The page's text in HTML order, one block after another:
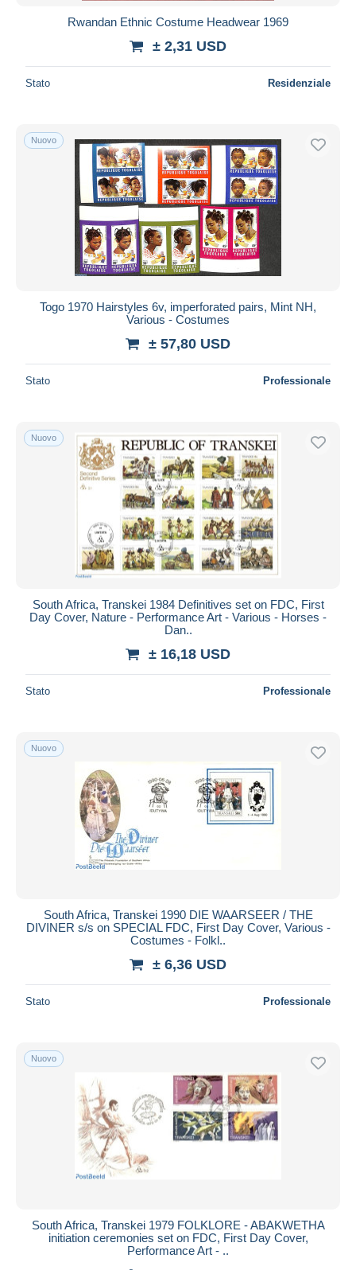
Rwandan Ethnic Costume Headwear 1969
± 2,31 USD
Stato Residenziale
Nuovo
Togo 1970 Hairstyles 6v, imperforated pairs, Mint NH,
Various - Costumes
± 57,80 USD
Stato Professionale
Nuovo
South Africa, Transkei 1984 Definitives set on FDC, First
Day Cover, Nature - Performance Art - Various - Horses -
Dan..
± 16,18 USD
Stato Professionale
Nuovo
South Africa, Transkei 1990 DIE WAARSEER / THE
DIVINER s/s on SPECIAL FDC, First Day Cover, Various -
Costumes - Folkl..
± 6,36 USD
Stato Professionale
Nuovo
South Africa, Transkei 1979 FOLKLORE - ABAKWETHA
initiation ceremonies set on FDC, First Day Cover,
Performance Art - ..